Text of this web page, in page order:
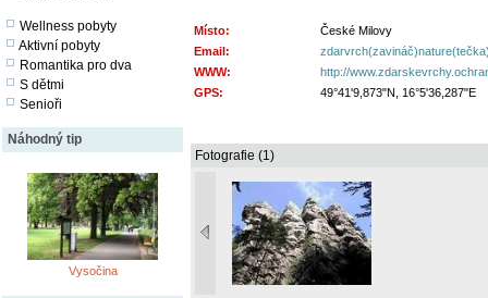
Wellness pobyty
Aktivní pobyty
Romantika pro dva
S dětmi
Senioři
Náhodný tip
Vysočina
Místo:
České Milovy
Email:
WWW:
http://
GPS:
49°41'9,873"N, 16°5'36,287"E
Fotografie (1)